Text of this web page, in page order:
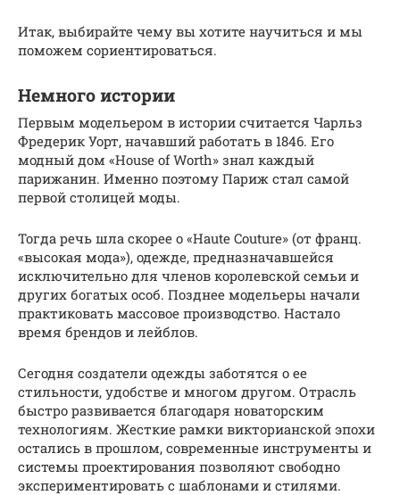
Итак, выбирайте чему вы хотите научиться и мы
поможем сориентироваться.
Немного истории
Первым модельером в истории считается Чарльз
Фредерик Уорт, начавший работать в 1846. Его
модный дом «House of Worth» знал каждый
парижанин. Именно поэтому Париж стал самой
первой столицей моды.
Тогда речь шла скорее о «Haute Couture» (от франц.
«высокая мода»), одежде, предназначавшейся
исключительно для членов королевской семьи и
других богатых особ. Позднее модельеры начали
практиковать массовое производство. Настало
время брендов и лейблов.
Сегодня создатели одежды заботятся о ее
стильности, удобстве и многом другом. Отрасль
быстро развивается благодаря новаторским
технологиям. Жесткие рамки викторианской эпохи
остались в прошлом, современные инструменты и
системы проектирования позволяют свободно
экспериментировать с шаблонами и стилями.